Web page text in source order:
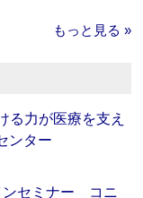
もっと見る »
る力が医療を支え
ンター
ンセミナー コニ